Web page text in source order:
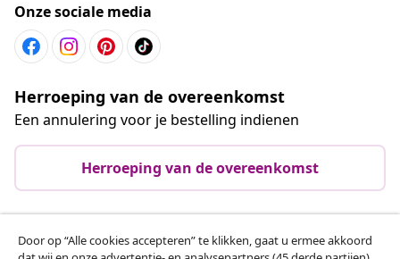
Onze sociale media
Herroeping van de overeenkomst
Een annulering voor je bestelling indienen
Herroeping van de overeenkomst
Klantenservice
Door op “Alle cookies accepteren” te klikken, gaat u ermee akkoord